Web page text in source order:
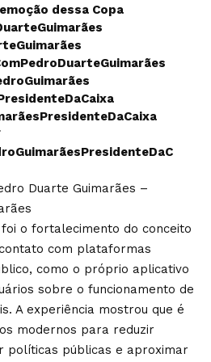
dessa Copa
Duarte Guimarães –
o fortalecimento do conceito
com plataformas
como o próprio aplicativo
sobre o funcionamento de
A experiência mostrou que é
modernos para reduzir
políticas públicas e aproximar